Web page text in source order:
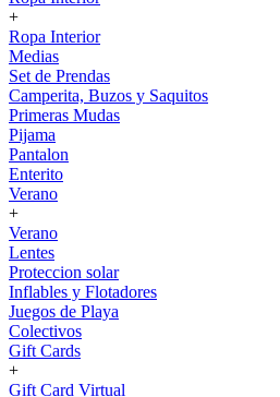
+
Ropa Interior
Medias
Set de Prendas
Camperita, Buzos y Saquitos
Primeras Mudas
Pijama
Pantalon
Enterito
Verano
+
Verano
Lentes
Proteccion solar
Inflables y Flotadores
Juegos de Playa
Colectivos
Gift Cards
+
Gift Card Virtual